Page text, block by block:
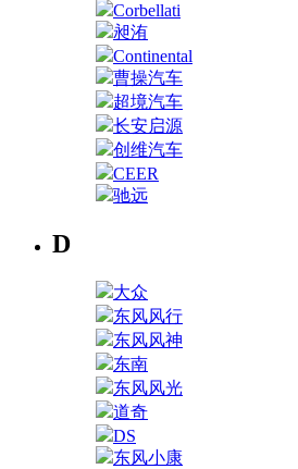
Corbellati
昶洧
Continental
曹操汽车
超境汽车
长安启源
创维汽车
CEER
驰远
D
大众
东风风行
东风风神
东南
东风风光
道奇
DS
东风小康